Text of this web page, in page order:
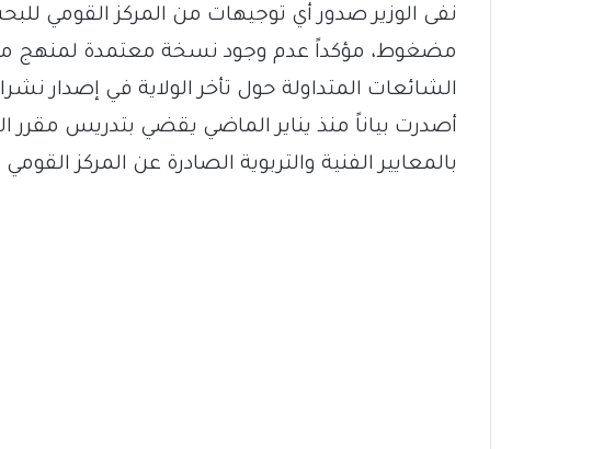
نفى الوزير صدور أي توجيهات من المركز القومي
مضغوط، مؤكداً عدم وجود نسخة معتمدة لمنهج
الشائعات المتداولة حول تأخر الولاية في إصدار
أصدرت بياناً منذ يناير الماضي يقضي بتدريس مقرر
بالمعايير الفنية والتربوية الصادرة عن المركز